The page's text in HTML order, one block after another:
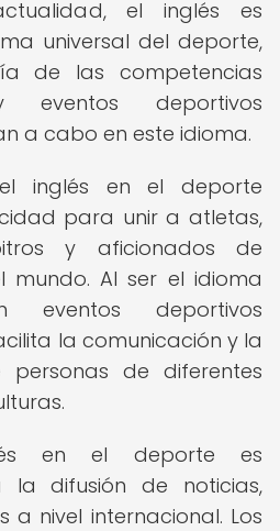
el inglés es
universal del deporte,
de las competencias
eventos deportivos
a cabo en este idioma.
inglés en el deporte
para unir a atletas,
y aficionados de
mundo. Al ser el idioma
eventos deportivos
la comunicación y la
personas de diferentes
en el deporte es
la difusión de noticias,
a nivel internacional. Los